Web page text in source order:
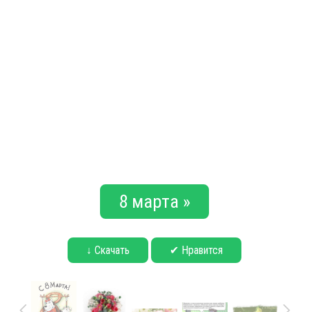
8 марта »
↓ Скачать ✔ Нравится